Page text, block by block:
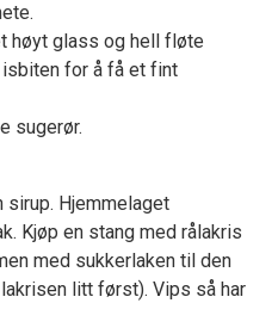
høyt glass og hell fløte
for å få et fint
sugerør.
sirup. Hjemmelaget
Kjøp en stang med rålakris
med sukkerlaken til den
litt først). Vips så har